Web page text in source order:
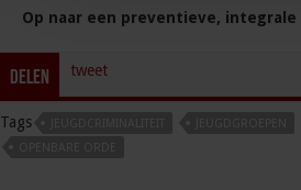
Op naar een preventieve, integrale
Delen tweet
Tags